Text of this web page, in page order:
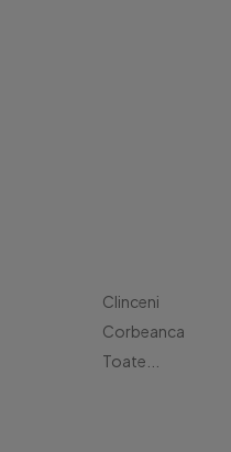
Clinceni
Corbeanca
Toate...